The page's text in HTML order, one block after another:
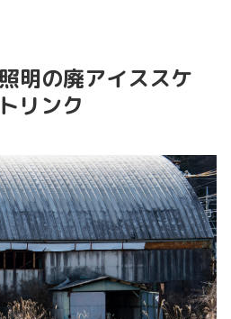
明の廃アイススケ
リンク